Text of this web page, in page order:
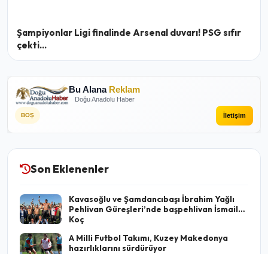
Şampiyonlar Ligi finalinde Arsenal duvarı! PSG sıfır
çekti...
Bu Alana Reklam
Doğu Anadolu Haber
BOŞ İletişim
Son Eklenenler
Kavasoğlu ve Şamdancıbaşı İbrahim Yağlı
Pehlivan Güreşleri’nde başpehlivan İsmail
Koç
A Milli Futbol Takımı, Kuzey Makedonya
hazırlıklarını sürdürüyor